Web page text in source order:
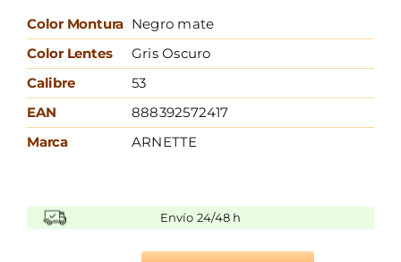
original
era:
85,00 €.
actual
es:
57,97 €.
Color Montura Negro mate
Color Lentes
Gris Oscuro
Calibre
53
EAN
888392572417
Marca
ARNETTE
Envío 24/48 h